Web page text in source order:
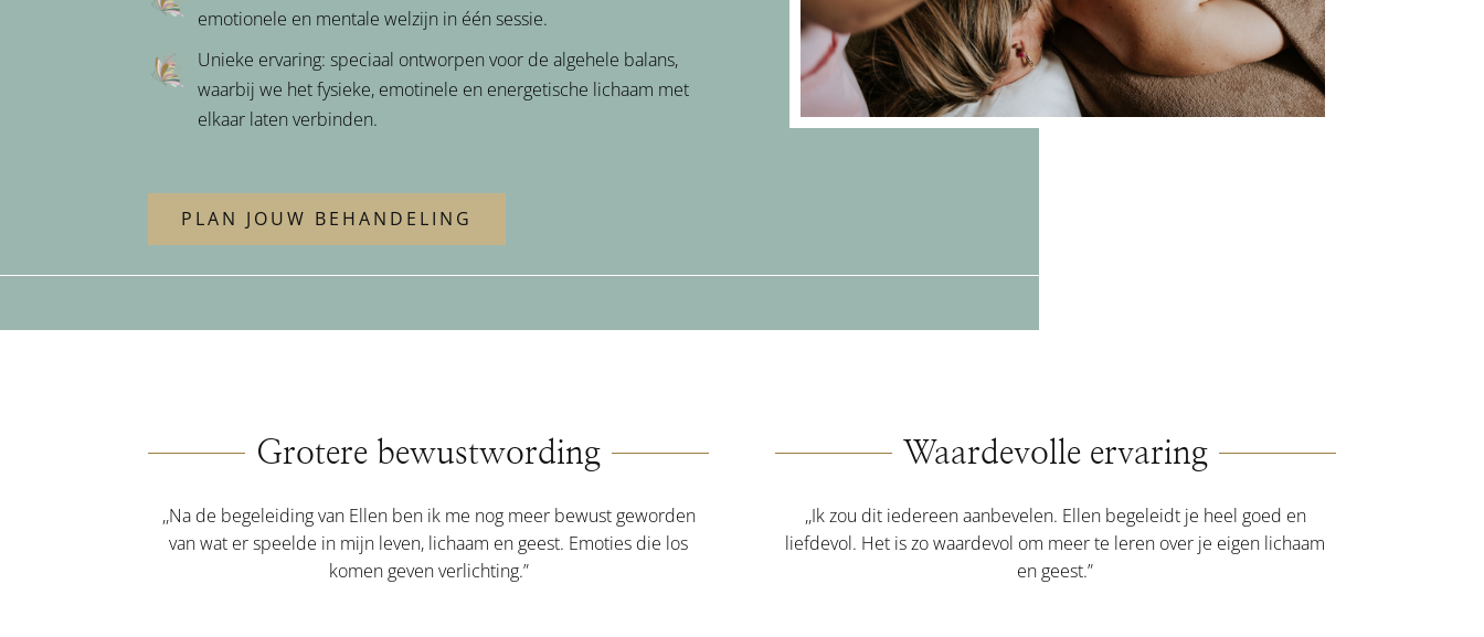
emotionele en mentale welzijn in één sessie.
Unieke ervaring: speciaal ontworpen voor de algehele balans,
waarbij we het fysieke, emotinele en energetische lichaam met
elkaar laten verbinden.
PLAN JOUW BEHANDELING
Grotere bewustwording
,,Na de begeleiding van Ellen ben ik me nog meer bewust geworden
van wat er speelde in mijn leven, lichaam en geest. Emoties die los
komen geven verlichting.”
Waardevolle ervaring
,,Ik zou dit iedereen aanbevelen. Ellen begeleidt je heel goed en
liefdevol. Het is zo waardevol om meer te leren over je eigen lichaam
en geest.”